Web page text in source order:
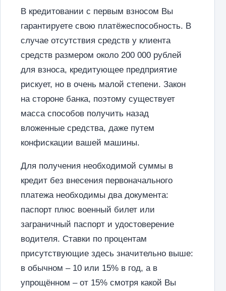
В кредитовании с первым взносом Вы
гарантируете свою платёжеспособность. В
случае отсутствия средств у клиента
средств размером около 200 000 рублей
для взноса, кредитующее предприятие
рискует, но в очень малой степени. Закон
на стороне банка, поэтому существует
масса способов получить назад
вложенные средства, даже путем
конфискации вашей машины.
Для получения необходимой суммы в
кредит без внесения первоначального
платежа необходимы два документа:
паспорт плюс военный билет или
заграничный паспорт и удостоверение
водителя. Ставки по процентам
присутствующие здесь значительно выше:
в обычном – 10 или 15% в год, а в
упрощённом – от 15% смотря какой Вы